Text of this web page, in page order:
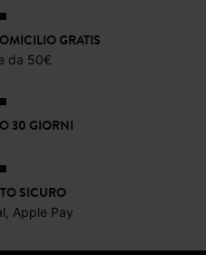
GRATIS
da 50€
30 GIORNI
SICURO
Apple Pay